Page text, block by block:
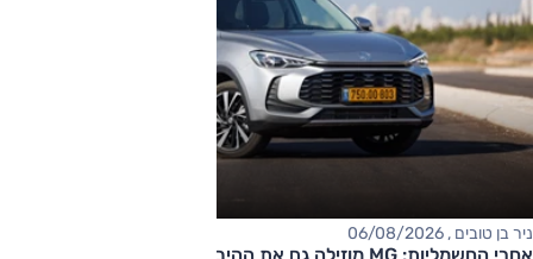
ניר בן טובים , 06/08/2026